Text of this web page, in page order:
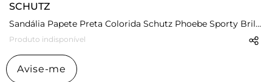
SCHUTZ
Sandália Papete Preta Colorida Schutz Phoebe Sporty Brilho
Produto indisponível
Avise-me